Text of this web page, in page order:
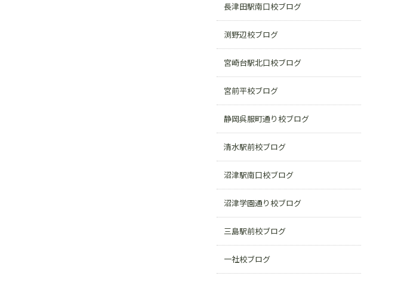
長津田駅南口校ブログ
渕野辺校ブログ
宮崎台駅北口校ブログ
宮前平校ブログ
静岡呉服町通り校ブログ
清水駅前校ブログ
沼津駅南口校ブログ
沼津学園通り校ブログ
三島駅前校ブログ
一社校ブログ